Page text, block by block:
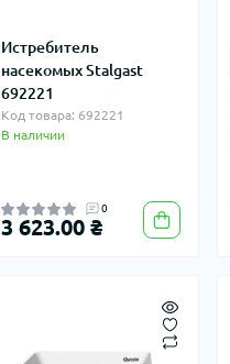
Истребитель
насекомых Stalgast
692221
Код товара: 692221
В наличии
0
3 623.00 ₴